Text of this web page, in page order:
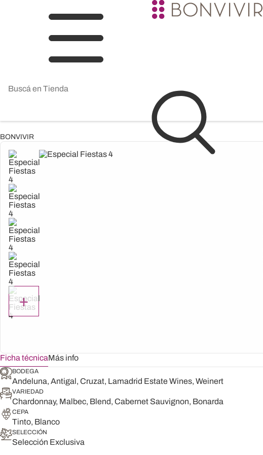
BONVIVIR
+
Ficha técnicaMás info
BODEGA
Andeluna, Antigal, Cruzat, Lamadrid Estate Wines, Weinert
VARIEDAD
Chardonnay, Malbec, Blend, Cabernet Sauvignon, Bonarda
CEPA
Tinto, Blanco
SELECCIÓN
Selección Exclusiva